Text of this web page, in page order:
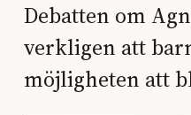
Debatten om
verkligen att
möjligheten att